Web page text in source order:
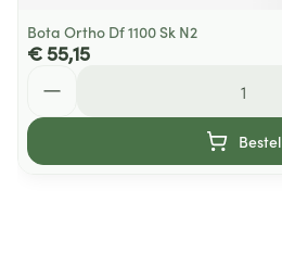
Bota Ortho Df 1100 Sk N2
€ 55,15
Bestel